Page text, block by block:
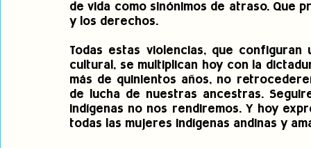
de vida como sinónimos de atraso. Que
y los derechos.
Todas estas violencias, que
cultural, se multiplican hoy con la
más de quinientos años, no
de lucha de nuestras ancestras.
indígenas no nos rendiremos. Y hoy
todas las mujeres indígenas andinas y